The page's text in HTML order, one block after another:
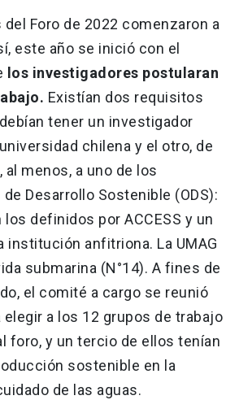
Foro de 2022 comenzaron a
este año se inició con el
los investigadores postularan
Existían dos requisitos
tener un investigador
chilena y el otro, de
al menos, a uno de los
Desarrollo Sostenible (ODS):
definidos por ACCESS y un
institución anfitriona. La UMAG
submarina (N°14). A fines de
el comité a cargo se reunió
elegir a los 12 grupos de trabajo
foro, y un tercio de ellos tenían
sostenible en la
de las aguas.